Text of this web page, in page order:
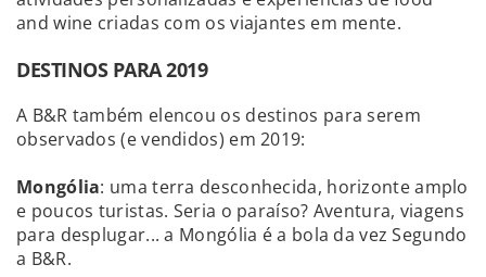
and wine criadas com os viajantes em mente.
DESTINOS PARA 2019
A B&R também elencou os destinos para serem
observados (e vendidos) em 2019:
Mongólia: uma terra desconhecida, horizonte amplo
e poucos turistas. Seria o paraíso? Aventura, viagens
para desplugar... a Mongólia é a bola da vez Segundo
a B&R.